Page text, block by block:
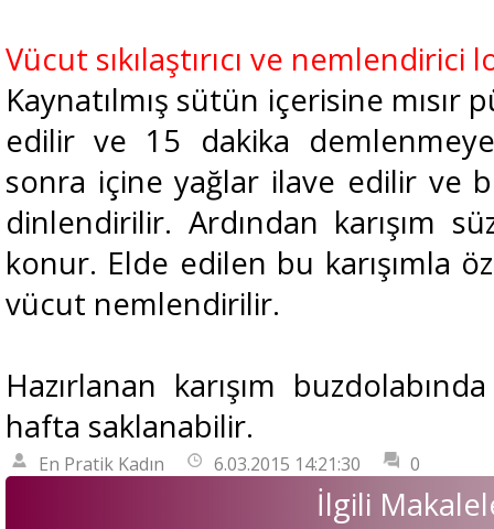
Vücut sıkılaştırıcı ve nemlendirici
Kaynatılmış sütün içerisine mısır
edilir ve 15 dakika demlenmeye
sonra içine yağlar ilave edilir ve
dinlendirilir. Ardından karışım
konur. Elde edilen bu karışımla
vücut nemlendirilir.
Hazırlanan karışım
hafta saklanabilir.
En Pratik Kadın 6.03.2015 14:21:30 0
İlgili